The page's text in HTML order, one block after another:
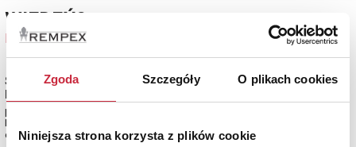
Zgoda Szczegóły O plikach cookies
Niniejsza strona korzysta z plików cookie
WIEDEŃ?
Nr katalogowy: 621
Sześć filiżanek ze spodkami, z miniaturami pejzażowymi i
porcelana, farby naszkliwne, złocenia; Państwowa (Cesarska) Manufaktura
Porcelany w Wiedniu ?, 3. ćw. XVIII w.
estymacja: 1 400 - 1 700 zł